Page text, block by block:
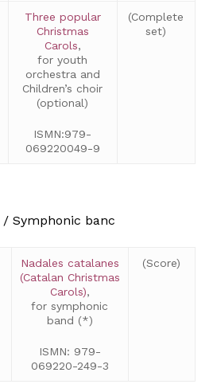
Three popular
Christmas
Carols,
for youth
orchestra and
Children’s choir
(optional)
ISMN:979-
069220049-9
(Complete
set)
/ Symphonic banc
Nadales catalanes
(Catalan Christmas
Carols),
for symphonic
band (*)
ISMN: 979-
069220-249-3
(Score)